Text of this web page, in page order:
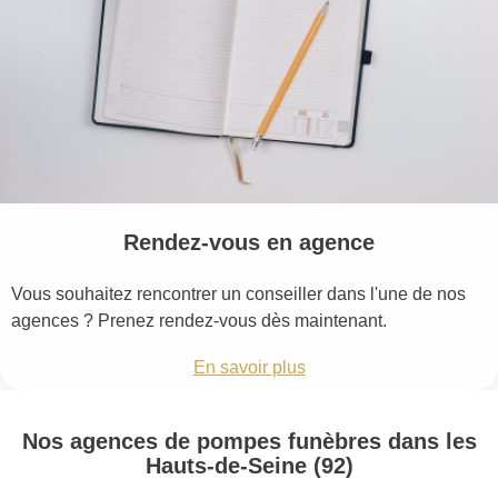
Rendez-vous en agence
Vous souhaitez rencontrer un conseiller dans l'une de nos
agences ? Prenez rendez-vous dès maintenant.
En savoir plus
Nos agences de pompes funèbres dans les
Hauts-de-Seine (92)